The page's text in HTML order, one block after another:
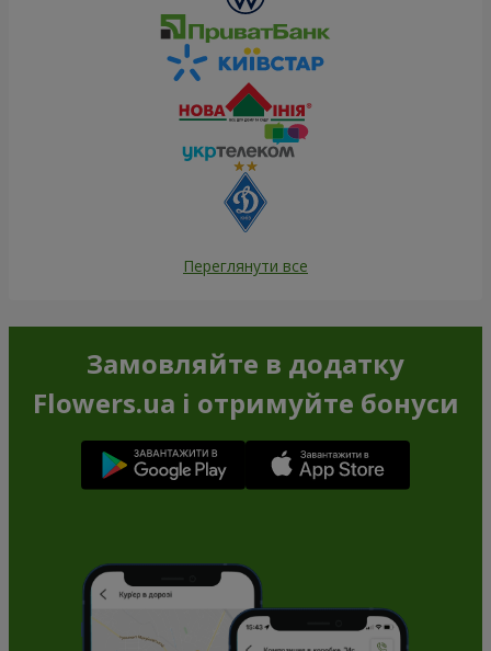
Переглянути все
Замовляйте в додатку
Flowers.ua і отримуйте бонуси